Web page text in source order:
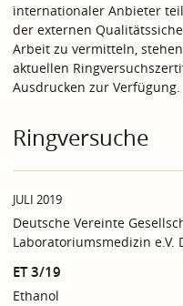
internationaler Anbieter
der externen
Arbeit zu vermitteln,
aktuellen
Ausdrucken zur Verfügung.
Ringversuche
JULI 2019
Deutsche Vereinte
Laboratoriumsmedizin e.V.
ET 3/19
Ethanol